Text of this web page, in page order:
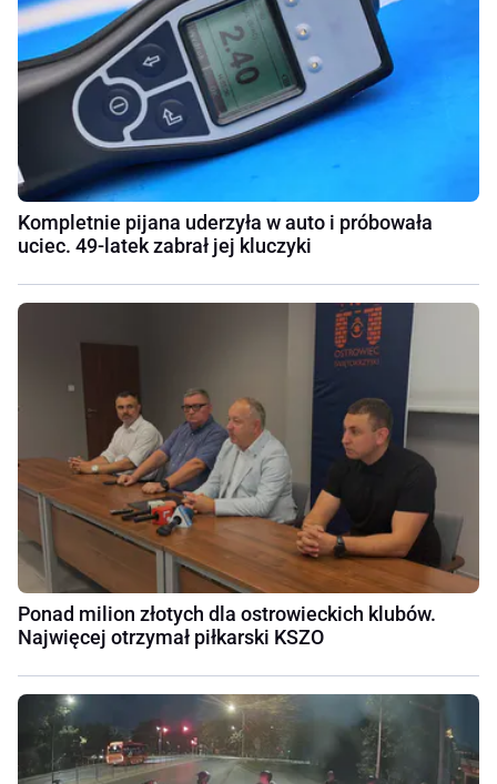
Kompletnie pijana uderzyła w auto i próbowała
uciec. 49-latek zabrał jej kluczyki
Ponad milion złotych dla ostrowieckich klubów.
Najwięcej otrzymał piłkarski KSZO